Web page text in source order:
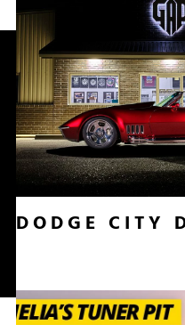
DODGE CITY